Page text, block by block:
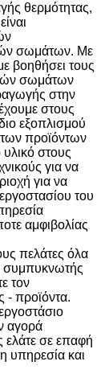
θερμότητας,
σωμάτων. Με
βοηθήσει τους
σωμάτων
στην
στους
εξοπλισμού
προϊόντων
στους
για να
για να
του
αμφιβολίας
πελάτες όλα
συμπυκνωτής
τον
- προϊόντα.
αγορά
σε επαφή
υπηρεσία και